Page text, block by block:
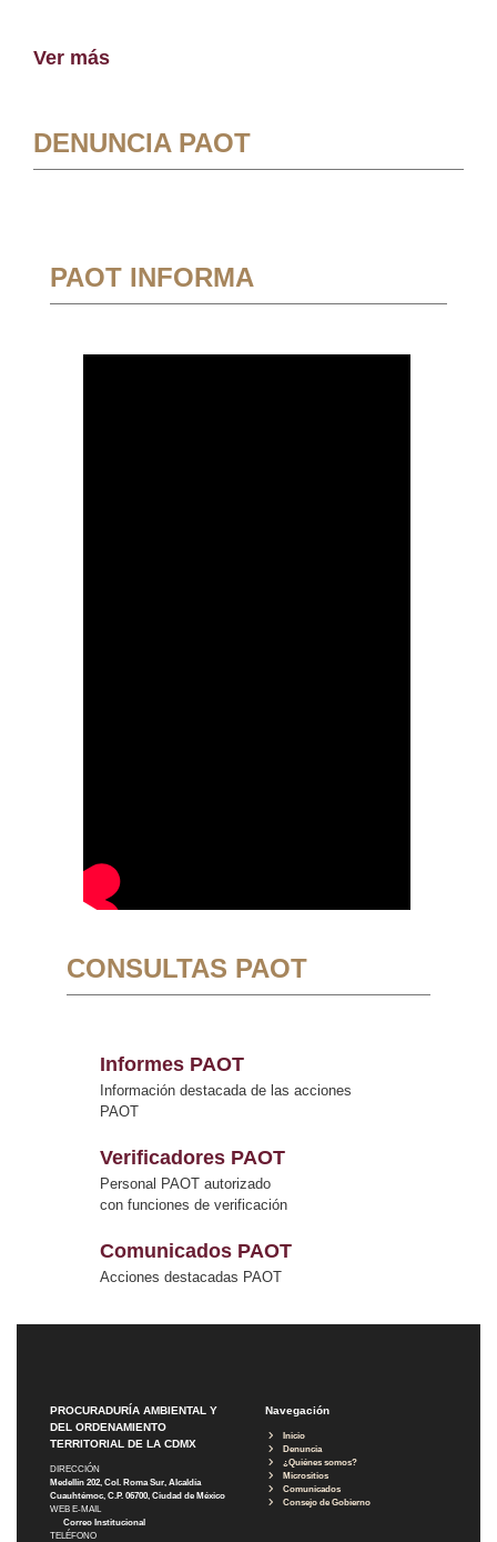
Ver más
DENUNCIA PAOT
PAOT INFORMA
CONSULTAS PAOT
Informes PAOT
Información destacada de las acciones
PAOT
Verificadores PAOT
Personal PAOT autorizado
con funciones de verificación
Comunicados PAOT
Acciones destacadas PAOT
PROCURADURÍA AMBIENTAL Y
DEL ORDENAMIENTO
TERRITORIAL DE LA CDMX
DIRECCIÓN
Medellín 202, Col. Roma Sur, Alcaldía
Cuauhtémoc, C.P. 06700, Ciudad de México
WEB E-MAIL
Correo Institucional
TELÉFONO
Navegación
Inicio
Denuncia
¿Quiénes somos?
Micrositios
Comunicados
Consejo de Gobierno